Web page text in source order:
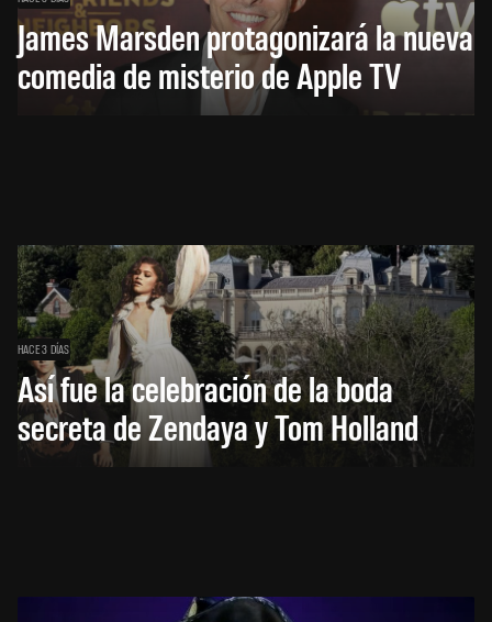
James Marsden protagonizará la nueva
comedia de misterio de Apple TV
HACE 3 DÍAS
Así fue la celebración de la boda
secreta de Zendaya y Tom Holland